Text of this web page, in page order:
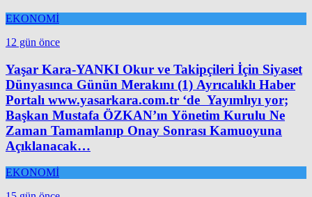
EKONOMİ
12 gün önce
Yaşar Kara-YANKI Okur ve Takipçileri İçin Siyaset
Dünyasınca Günün Merakını (1) Ayrıcalıklı Haber
Portalı www.yasarkara.com.tr ‘de Yayımlıyı yor;
Başkan Mustafa ÖZKAN’ın Yönetim Kurulu Ne
Zaman Tamamlanıp Onay Sonrası Kamuoyuna
Açıklanacak…
EKONOMİ